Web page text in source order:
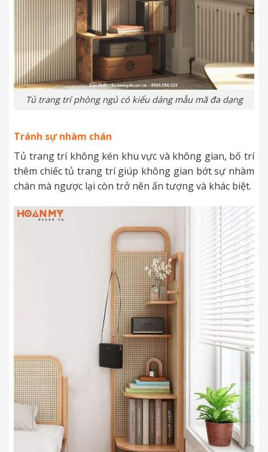
Tủ trang trí phòng ngủ có kiểu dáng mẫu mã đa dạng
Tránh sự nhàm chán
Tủ trang trí không kén khu vực và không gian, bố trí
thêm chiếc tủ trang trí giúp không gian bớt sự nhàm
chán mà ngược lại còn trở nên ấn tượng và khác biệt.